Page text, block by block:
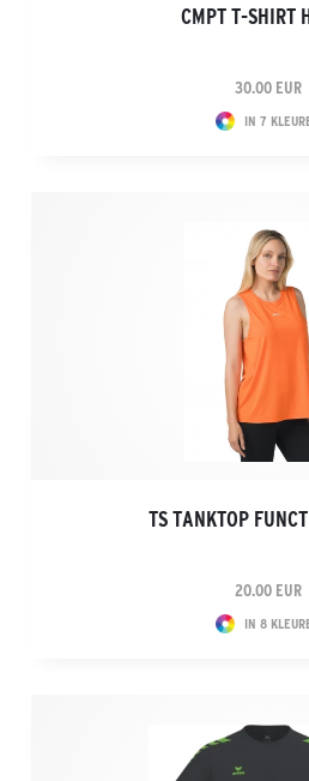
CMPT T-SHIRT
30.00 EUR
IN 7
TS TANKTOP
20.00 EUR
IN 8